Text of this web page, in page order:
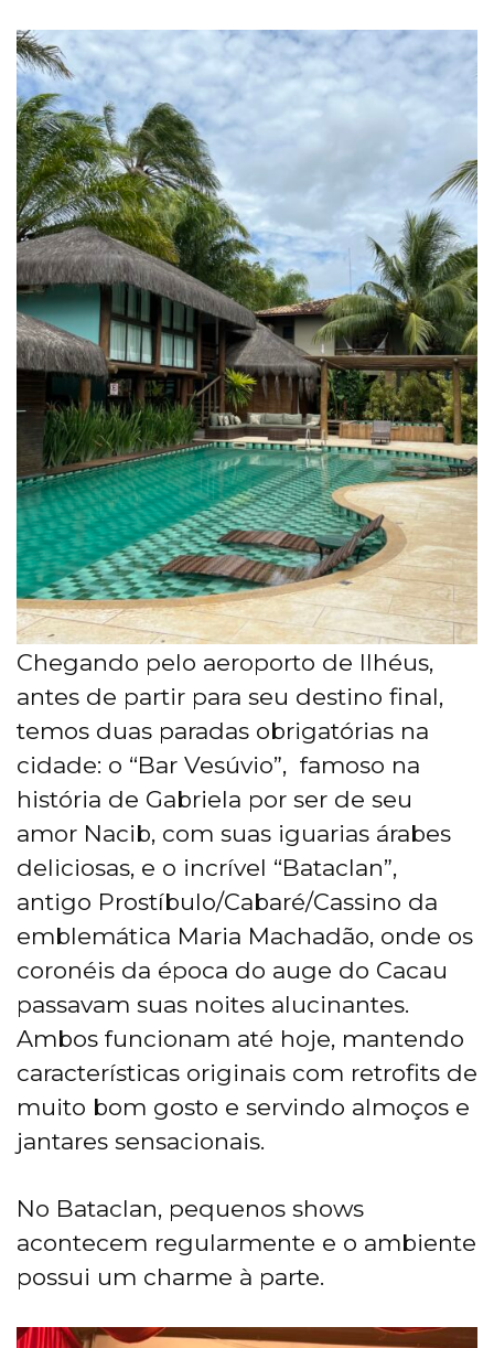
Chegando pelo aeroporto de Ilhéus,
antes de partir para seu destino final,
temos duas paradas obrigatórias na
cidade: o “Bar Vesúvio”, famoso na
história de Gabriela por ser de seu
amor Nacib, com suas iguarias árabes
deliciosas, e o incrível “Bataclan”,
antigo Prostíbulo/Cabaré/Cassino da
emblemática Maria Machadão, onde os
coronéis da época do auge do Cacau
passavam suas noites alucinantes.
Ambos funcionam até hoje, mantendo
características originais com retrofits de
muito bom gosto e servindo almoços e
jantares sensacionais.
No Bataclan, pequenos shows
acontecem regularmente e o ambiente
possui um charme à parte.